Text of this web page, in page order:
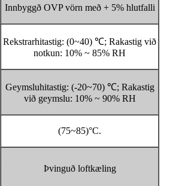
Innbyggð OVP vörn með + 5% hlutfalli
Rekstrarhitastig: (0~40) ℃; Rakastig við
notkun: 10% ~ 85% RH
Geymsluhitastig: (-20~70) ℃; Rakastig
við geymslu: 10% ~ 90% RH
(75~85)°C.
Þvinguð loftkæling